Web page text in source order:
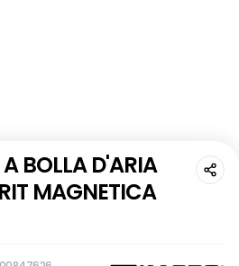
BOLLA D'ARIA
MAGNETICA